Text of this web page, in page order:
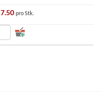
7.50 pro Stk.